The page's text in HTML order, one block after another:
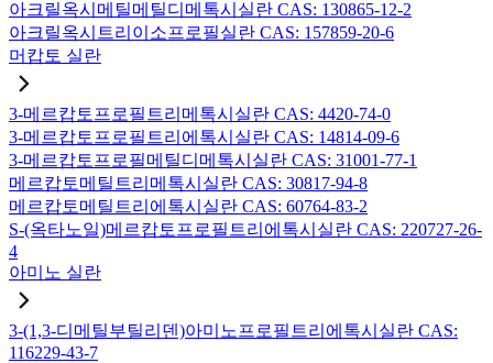
아크릴옥시메틸메틸디메톡시실란 CAS: 130865-12-2
아크릴옥시트리이소프로필실란 CAS: 157859-20-6
머캅토 실란
3-메르캅토프로필트리메톡시실란 CAS: 4420-74-0
3-메르캅토프로필트리에톡시실란 CAS: 14814-09-6
3-메르캅토프로필메틸디메톡시실란 CAS: 31001-77-1
메르캅토메틸트리메톡시실란 CAS: 30817-94-8
메르캅토메틸트리에톡시실란 CAS: 60764-83-2
S-(옥타노일)메르캅토프로필트리에톡시실란 CAS: 220727-26-
4
아미노 실란
3-(1,3-디메틸부틸리덴)아미노프로필트리에톡시실란 CAS:
116229-43-7